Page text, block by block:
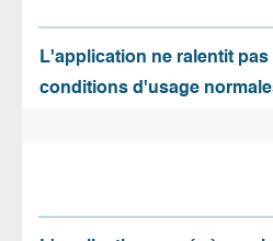
L'application ne ralentit
conditions d'usage